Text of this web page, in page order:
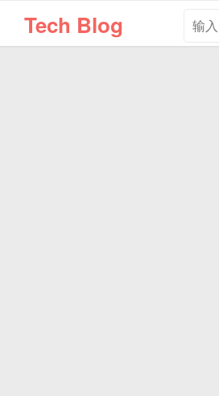
Tech Blog